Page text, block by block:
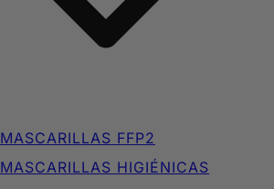
MASCARILLAS FFP2
MASCARILLAS HIGIÉNICAS